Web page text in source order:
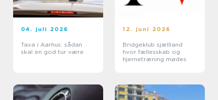
04. juli 2026
Taxa i Aarhus: sådan
skal en god tur være
12. juni 2026
Bridgeklub sjællland
hvor fællesskab og
hjernetræning mødes